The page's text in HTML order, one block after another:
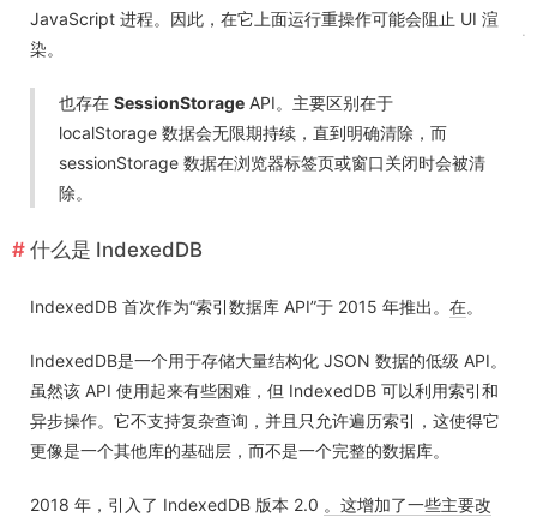
JavaScript 进程。因此，在它上面运行重操作可能会阻止 UI 渲
染。
也存在 SessionStorage API。主要区别在于
localStorage 数据会无限期持续，直到明确清除，而
sessionStorage 数据在浏览器标签页或窗口关闭时会被清
除。
什么是 IndexedDB
IndexedDB 首次作为“索引数据库 API”于 2015 年推出。 在。
IndexedDB是一个用于存储大量结构化 JSON 数据的低级 API。
虽然该 API 使用起来有些困难，但 IndexedDB 可以利用索引和
异步操作。它不支持复杂查询，并且只允许遍历索引，这使得它
更像是一个其他库的基础层，而不是一个完整的数据库。
2018 年，引入了 IndexedDB 版本 2.0 。这增加了一些主要改